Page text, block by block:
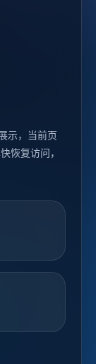
示，当前页
恢复访问，